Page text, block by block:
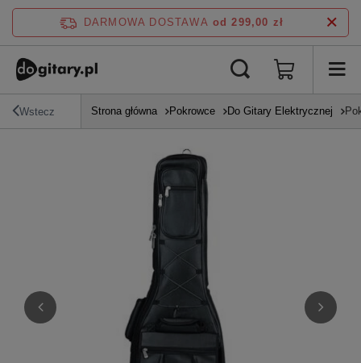
DARMOWA DOSTAWA od 299,00 zł
Wstecz Strona główna Pokrowce Do Gitary Elektrycznej